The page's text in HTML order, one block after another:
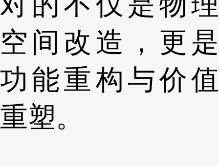
空间改造，更是
功能重构与价值
重塑。